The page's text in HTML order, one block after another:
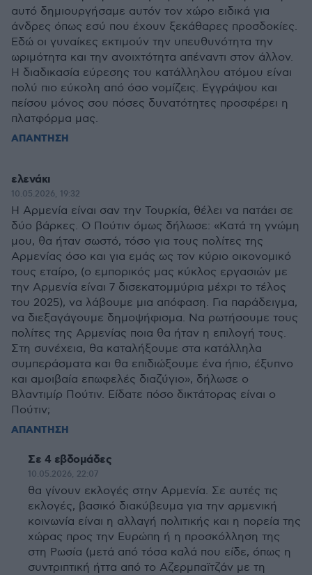
αυτό δημιουργήσαμε αυτόν τον χώρο ειδικά για
άνδρες όπως εσύ που έχουν ξεκάθαρες προσδοκίες.
Εδώ οι γυναίκες εκτιμούν την υπευθυνότητα την
ωριμότητα και την ανοιχτότητα απέναντι στον άλλον.
Η διαδικασία εύρεσης του κατάλληλου ατόμου είναι
πολύ πιο εύκολη από όσο νομίζεις. Εγγράψου και
πείσου μόνος σου πόσες δυνατότητες προσφέρει η
πλατφόρμα μας.
ΑΠΑΝΤΗΣΗ
ελενάκι
10.05.2026, 19:32
Η Αρμενία είναι σαν την Τουρκία, θέλει να πατάει σε
δύο βάρκες. Ο Πούτιν όμως δήλωσε: «Κατά τη γνώμη
μου, θα ήταν σωστό, τόσο για τους πολίτες της
Αρμενίας όσο και για εμάς ως τον κύριο οικονομικό
τους εταίρο, (ο εμπορικός μας κύκλος εργασιών με
την Αρμενία είναι 7 δισεκατομμύρια μέχρι το τέλος
του 2025), να λάβουμε μια απόφαση. Για παράδειγμα,
να διεξαγάγουμε δημοψήφισμα. Να ρωτήσουμε τους
πολίτες της Αρμενίας ποια θα ήταν η επιλογή τους.
Στη συνέχεια, θα καταλήξουμε στα κατάλληλα
συμπεράσματα και θα επιδιώξουμε ένα ήπιο, έξυπνο
και αμοιβαία επωφελές διαζύγιο», δήλωσε ο
Βλαντιμίρ Πούτιν. Είδατε πόσο δικτάτορας είναι ο
Πούτιν;
ΑΠΑΝΤΗΣΗ
Σε 4 εβδομάδες
10.05.2026, 22:07
θα γίνουν εκλογές στην Αρμενία. Σε αυτές τις
εκλογές, βασικό διακύβευμα για την αρμενική
κοινωνία είναι η αλλαγή πολιτικής και η πορεία της
χώρας προς την Ευρώπη ή η προσκόλληση της
στη Ρωσία (μετά από τόσα καλά που είδε, όπως η
συντριπτική ήττα από το Αζερμπαϊτζάν με τη